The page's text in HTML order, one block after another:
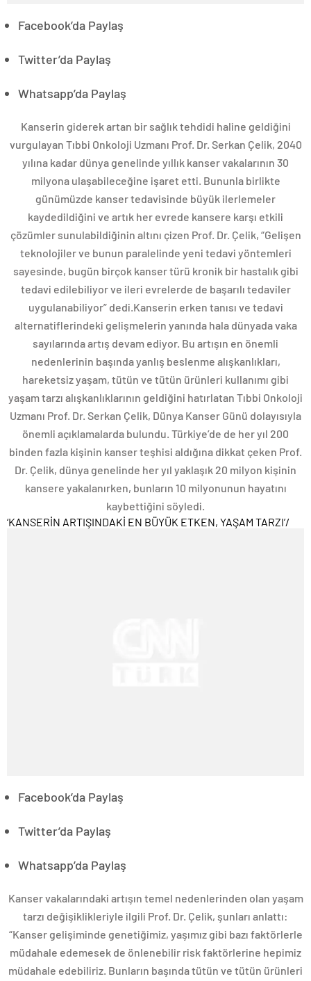
Facebook’da Paylaş
Twitter’da Paylaş
Whatsapp’da Paylaş
Kanserin giderek artan bir sağlık tehdidi haline geldiğini
vurgulayan Tıbbi Onkoloji Uzmanı Prof. Dr. Serkan Çelik, 2040
yılına kadar dünya genelinde yıllık kanser vakalarının 30
milyona ulaşabileceğine işaret etti. Bununla birlikte
günümüzde kanser tedavisinde büyük ilerlemeler
kaydedildiğini ve artık her evrede kansere karşı etkili
çözümler sunulabildiğinin altını çizen Prof. Dr. Çelik, “Gelişen
teknolojiler ve bunun paralelinde yeni tedavi yöntemleri
sayesinde, bugün birçok kanser türü kronik bir hastalık gibi
tedavi edilebiliyor ve ileri evrelerde de başarılı tedaviler
uygulanabiliyor” dedi.Kanserin erken tanısı ve tedavi
alternatiflerindeki gelişmelerin yanında hala dünyada vaka
sayılarında artış devam ediyor. Bu artışın en önemli
nedenlerinin başında yanlış beslenme alışkanlıkları,
hareketsiz yaşam, tütün ve tütün ürünleri kullanımı gibi
yaşam tarzı alışkanlıklarının geldiğini hatırlatan Tıbbi Onkoloji
Uzmanı Prof. Dr. Serkan Çelik, Dünya Kanser Günü dolayısıyla
önemli açıklamalarda bulundu. Türkiye’de de her yıl 200
binden fazla kişinin kanser teşhisi aldığına dikkat çeken Prof.
Dr. Çelik, dünya genelinde her yıl yaklaşık 20 milyon kişinin
kansere yakalanırken, bunların 10 milyonunun hayatını
kaybettiğini söyledi.
‘KANSERİN ARTIŞINDAKİ EN BÜYÜK ETKEN, YAŞAM TARZI’/
Facebook’da Paylaş
Twitter’da Paylaş
Whatsapp’da Paylaş
Kanser vakalarındaki artışın temel nedenlerinden olan yaşam
tarzı değişiklikleriyle ilgili Prof. Dr. Çelik, şunları anlattı:
“Kanser gelişiminde genetiğimiz, yaşımız gibi bazı faktörlerle
müdahale edemesek de önlenebilir risk faktörlerine hepimiz
müdahale edebiliriz. Bunların başında tütün ve tütün ürünleri